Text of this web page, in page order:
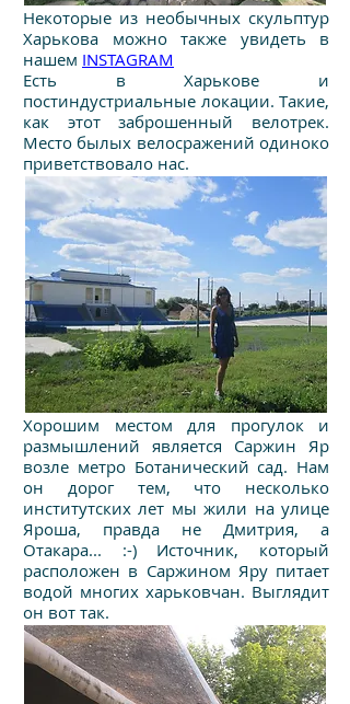
Некоторые из необычных скульптур
Харькова можно также увидеть в
нашем INSTAGRAM
Есть в Харькове и
постиндустриальные локации. Такие,
как этот заброшенный велотрек.
Место былых велосражений одиноко
приветствовало нас.
Хорошим местом для прогулок и
размышлений является Саржин Яр
возле метро Ботанический сад. Нам
он дорог тем, что несколько
институтских лет мы жили на улице
Яроша, правда не Дмитрия, а
Отакара... :-) Источник, который
расположен в Саржином Яру питает
водой многих харьковчан. Выглядит
он вот так.